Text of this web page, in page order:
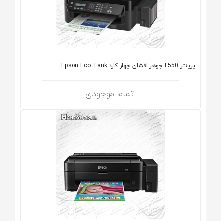
پرینتر L550 جوهر افشان چهار کاره Epson Eco Tank
اتمام موجودی